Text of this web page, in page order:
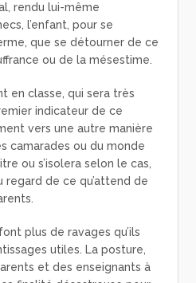
rendu lui-même
l’enfant, pour se
que se détourner de ce
ou de la mésestime.
en classe, qui sera très
indicateur de ce
vers une autre manière
camarades ou du monde
ou s’isolera selon le cas,
regard de ce qu’attend de
plus de ravages qu’ils
utiles. La posture,
et des enseignants à